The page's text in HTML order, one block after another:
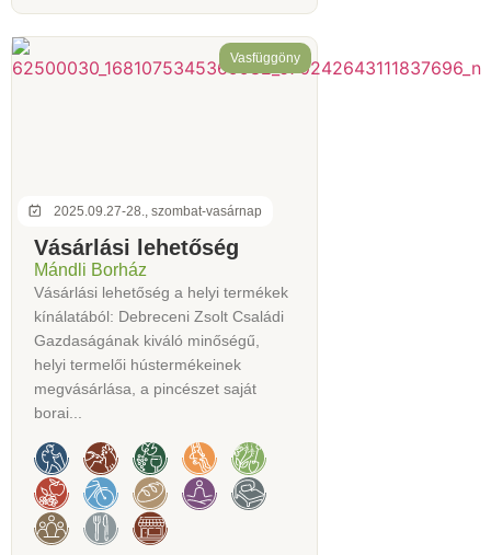
2025.09.27-28., szombat-vasárnap
Vasfüggöny
Vásárlási lehetőség
Mándli Borház
Vásárlási lehetőség a helyi termékek
kínálatából: Debreceni Zsolt Családi
Gazdaságának kiváló minőségű,
helyi termelői hústermékeinek
megvásárlása, a pincészet saját
borai...